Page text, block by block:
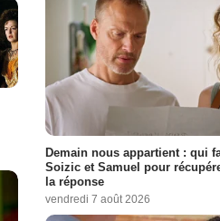
Demain nous appartient : qui
Soizic et Samuel pour
la réponse
vendredi 7 août 2026